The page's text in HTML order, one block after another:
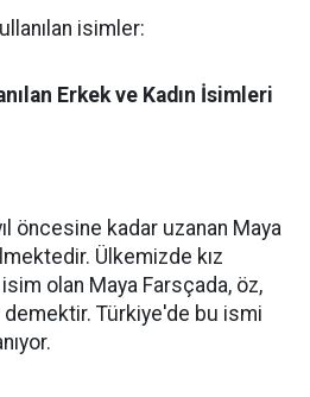
isimler:
Erkek ve Kadın İsimleri
öncesine kadar uzanan Maya
Ülkemizde kız
olan Maya Farsçada, öz,
Türkiye'de bu ismi